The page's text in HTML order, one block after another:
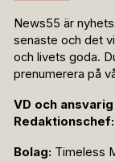
News55 är
senaste och det
och livets goda.
prenumerera på
VD och
Redaktionschef:
Bolag: Timeless